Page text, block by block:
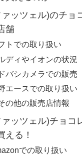
ッツェル)のチョ
舗
トでの取り扱い
ディやイオンの状況
バシカメラでの販売
エースでの取り扱い
の他の販売店情報
ッツェル)チョコ
える！
での取り扱い